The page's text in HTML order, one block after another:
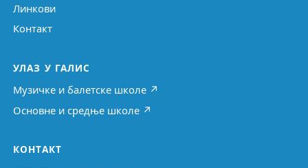
Линкови
Контакт
УЛАЗ У ГАЛИС
Музичке и балетске школе ↗
Основне и средње школе ↗
КОНТАКТ